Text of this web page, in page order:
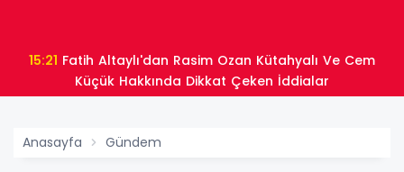
15:21
Küçük Hakkında Dikkat Çeken İddialar
Anasayfa Gündem